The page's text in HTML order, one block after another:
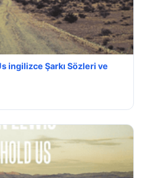
ingilizce Şarkı Sözleri ve